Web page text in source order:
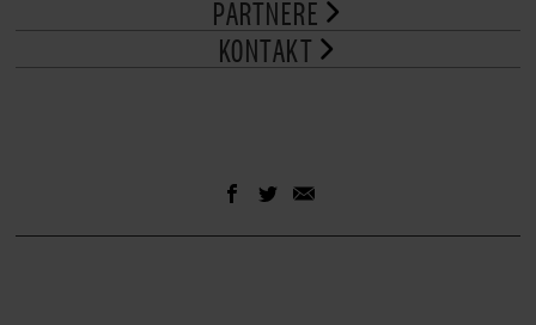
PARTNERE
KONTAKT